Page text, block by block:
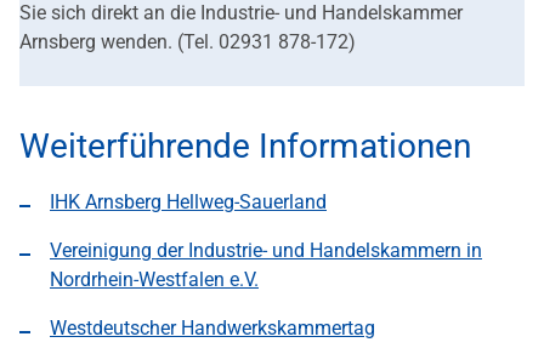
Sie sich direkt an die Industrie- und Handelskammer
Arnsberg wenden. (Tel. 02931 878-172)
Weiterführende Informationen
IHK Arnsberg Hellweg-Sauerland
Vereinigung der Industrie- und Handelskammern in
Nordrhein-Westfalen e.V.
Westdeutscher Handwerkskammertag